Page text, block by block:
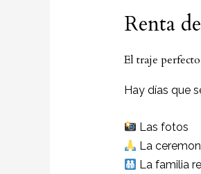
Renta
El traje
Hay días que
Las fotos
La
La familia